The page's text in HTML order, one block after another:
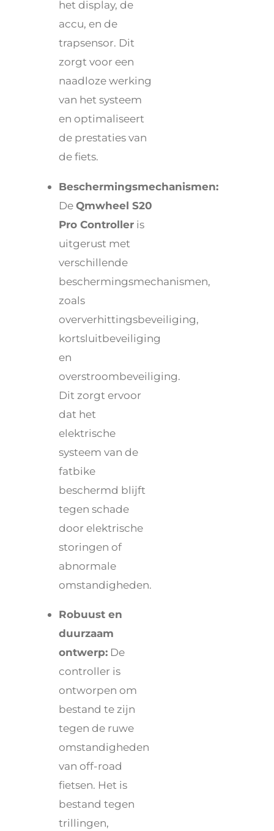
het display, de
accu, en de
trapsensor. Dit
zorgt voor een
naadloze werking
van het systeem
en optimaliseert
de prestaties van
de fiets.
Beschermingsmechanismen:
DeQmwheel S20
Pro Controller is
uitgerust met
verschillende
beschermingsmechanismen,
zoals
oververhittingsbeveiliging,
kortsluitbeveiliging
en
overstroombeveiliging.
Dit zorgt ervoor
dat het
elektrische
systeem van de
fatbike
beschermd blijft
tegen schade
door elektrische
storingen of
abnormale
omstandigheden.
Robuust en
duurzaam
ontwerp: De
controller is
ontworpen om
bestand te zijn
tegen de ruwe
omstandigheden
van off-road
fietsen. Het is
bestand tegen
trillingen,